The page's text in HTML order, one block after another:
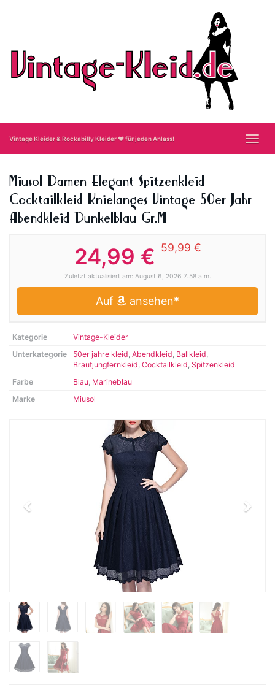
Vintage Kleider & Rockabilly Kleider ❤ für jeden Anlass!
Miusol Damen Elegant Spitzenkleid
Cocktailkleid Knielanges Vintage 50er Jahr
Abendkleid Dunkelblau Gr.M
24,99 €59,99 €
Zuletzt aktualisiert am: August 6, 2026 7:58 a.m.
Auf ansehen*
Kategorie
Vintage-Kleider
Unterkategorie
50er jahre kleid, Abendkleid, Ballkleid,
Brautjungfernkleid, Cocktailkleid, Spitzenkleid
Farbe
Blau, Marineblau
Marke
Miusol